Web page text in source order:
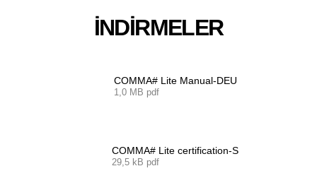
İNDIRMELER
COMMA# Lite Manual-DEU
1,0 MB pdf
COMMA# Lite certification-S
29,5 kB pdf